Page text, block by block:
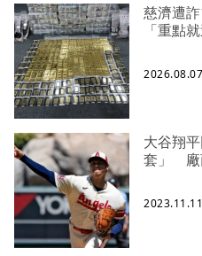
慈濟遭
「重點
大谷翔
套」 廠